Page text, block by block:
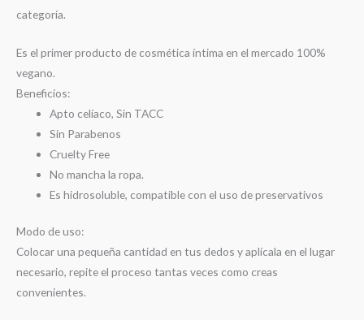
categoría.
Es el primer producto de cosmética íntima en el mercado 100%
vegano.
Beneficios:
Apto celíaco, Sin TACC
Sin Parabenos
Cruelty Free
No mancha la ropa.
Es hidrosoluble, compatible con el uso de preservativos
Modo de uso:
Colocar una pequeña cantidad en tus dedos y aplícala en el lugar
necesario, repite el proceso tantas veces como creas
convenientes.